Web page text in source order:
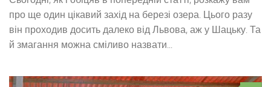
про ще один цікавий захід на березі озера. Цього разу
він проходив досить далеко від Львова, аж у Шацьку. Та
й змагання можна сміливо назвати...